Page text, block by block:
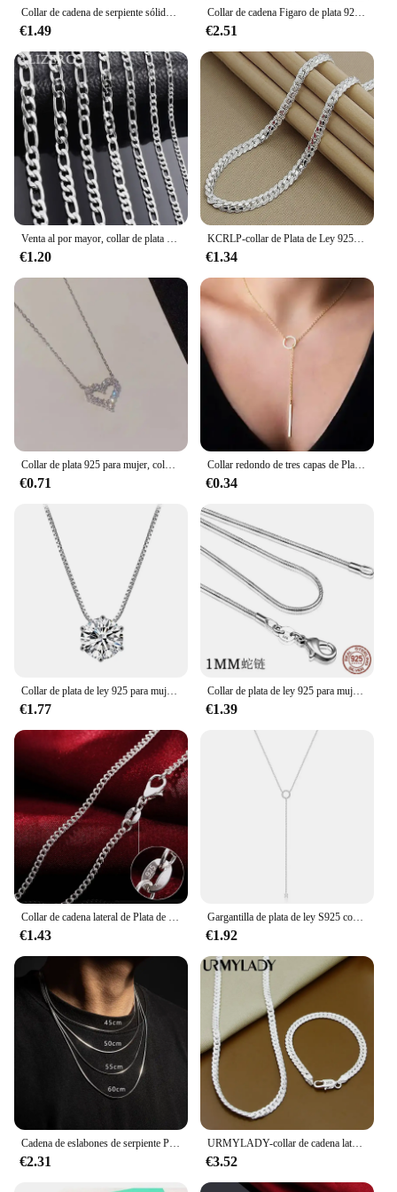
Collar de cadena de serpiente sólida para hombres y mujeres, Plata de Ley 925, 1MM/2MM/3MM, 40-75cm, joyería de moda para colgante, envío gratis
€1.49
Collar de cadena Figaro de plata 925 para hombre y mujer, collar largo de 40-75cm, 4mm, joyería de Hip Hop, regalo
€2.51
Venta al por mayor, collar de plata de ley 925, 2-12mm de ancho, 40-75cm de largo, cadena con cierre de langosta, joyería de compromiso para hombres y mujeres
€1.20
KCRLP-collar de Plata de Ley 925 con cadena lateral de 6mm, 8/18/20/22/24 pulgadas, moda para hombre y mujer, regalo de joyería de compromiso de boda
€1.34
€0.71
Collar redondo de tres capas de Plata de Ley 925 para mujer, cadena de serpiente Simple, cadena de bola, regalo de boda para fiesta, joyería exquisita
€0.34
€1.77
Collar de plata de ley 925 para mujer, joyería de moda, cadena de serpiente, 1mm, 16, 18, 20, 22, 24"
€1.39
€1.43
Gargantilla de plata de ley S925 con colgante de circonita circular de doble cubierta, gargantilla larga con cadena O, joyería fina de boda para mujer de primavera 2024
€1.92
€2.31
URMYLADY-collar de cadena lateral completa para hombre y mujer, de Plata de Ley 925, 2 piezas, 6MM, pulsera, conjuntos de joyería de moda, regalo de boda
€3.52